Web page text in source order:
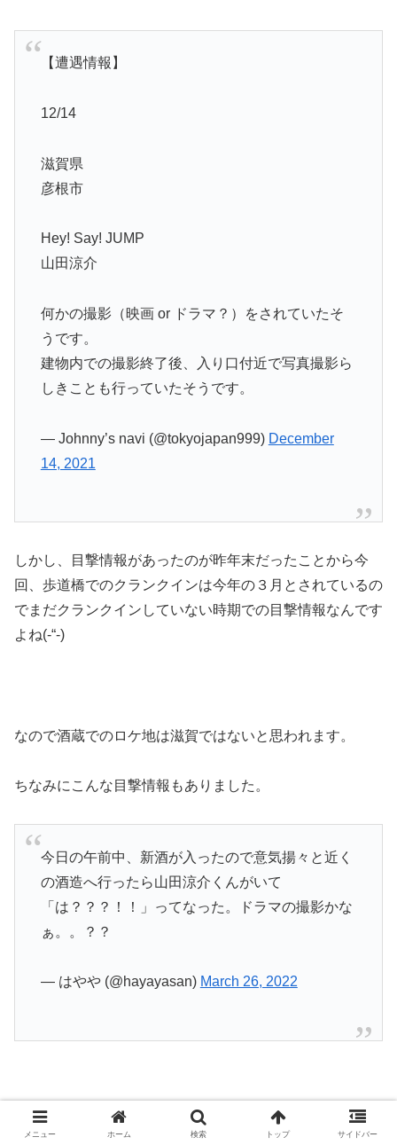
【遭遇情報】
12/14
滋賀県
彦根市
Hey! Say! JUMP
山田涼介
何かの撮影（映画 or ドラマ？）をされていたそ
うです。
建物内での撮影終了後、入り口付近で写真撮影ら
しきことも行っていたそうです。
— Johnny’s navi (@tokyojapan999) December
14, 2021
しかし、目撃情報があったのが昨年末だったことから今
回、歩道橋でのクランクインは今年の３月とされているの
でまだクランクインしていない時期での目撃情報なんです
よね(-“-)
なので酒蔵でのロケ地は滋賀ではないと思われます。
ちなみにこんな目撃情報もありました。
今日の午前中、新酒が入ったので意気揚々と近く
の酒造へ行ったら山田涼介くんがいて
「は？？？！！」ってなった。ドラマの撮影かな
ぁ。。？？
— はやや (@hayayasan) March 26, 2022
この事から酒蔵は今後、ドラマで登場して来るのではない
メニュー ホーム 検索 トップ サイドバー